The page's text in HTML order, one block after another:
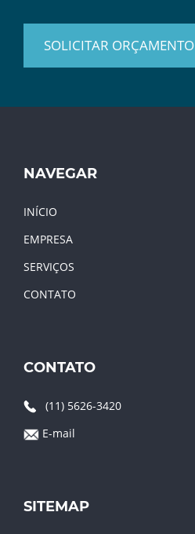
SOLICITAR ORÇAMENTO
NAVEGAR
INÍCIO
EMPRESA
SERVIÇOS
CONTATO
CONTATO
(11) 5626-3420
E-mail
SITEMAP